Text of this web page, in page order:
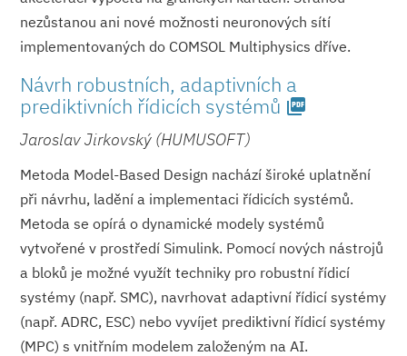
nezůstanou ani nové možnosti neuronových sítí
implementovaných do COMSOL Multiphysics dříve.
Návrh robustních, adaptivních a
prediktivních řídicích systémů picture_as_pdf
Jaroslav Jirkovský (HUMUSOFT)
Metoda Model-Based Design nachází široké uplatnění
při návrhu, ladění a implementaci řídicích systémů.
Metoda se opírá o dynamické modely systémů
vytvořené v prostředí Simulink. Pomocí nových nástrojů
a bloků je možné využít techniky pro robustní řídicí
systémy (např. SMC), navrhovat adaptivní řídicí systémy
(např. ADRC, ESC) nebo vyvíjet prediktivní řídicí systémy
(MPC) s vnitřním modelem založeným na AI.